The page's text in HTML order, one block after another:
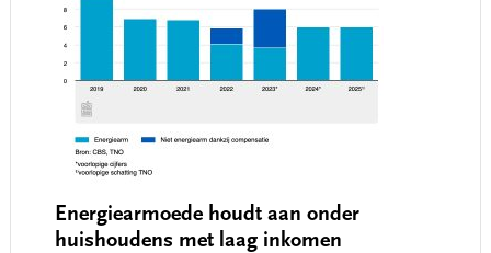
Energiearmoede houdt aan onder
huishoudens met laag inkomen